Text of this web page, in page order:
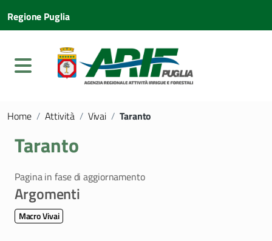
Regione Puglia
Home / Attività / Vivai / Taranto
Taranto
Pagina in fase di aggiornamento
Argomenti
Macro Vivai